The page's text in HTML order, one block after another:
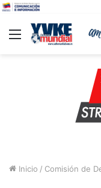
Menu
Inicio / Comisión de